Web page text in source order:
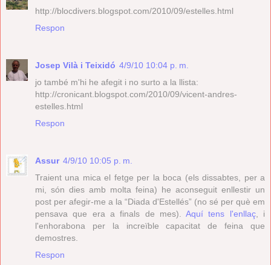
http://blocdivers.blogspot.com/2010/09/estelles.html
Respon
Josep Vilà i Teixidó 4/9/10 10:04 p. m.
jo també m'hi he afegit i no surto a la llista:
http://cronicant.blogspot.com/2010/09/vicent-andres-
estelles.html
Respon
Assur 4/9/10 10:05 p. m.
Traient una mica el fetge per la boca (els dissabtes, per a
mi, són dies amb molta feina) he aconseguit enllestir un
post per afegir-me a la “Diada d'Estellés” (no sé per què em
pensava que era a finals de mes).Aquí tens l'enllaç, i
l'enhorabona per la increïble capacitat de feina que
demostres.
Respon